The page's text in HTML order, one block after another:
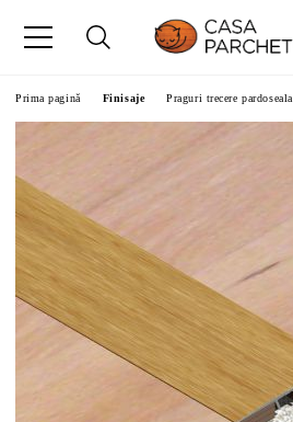
Prima pagină Finisaje Praguri trecere pardoseala